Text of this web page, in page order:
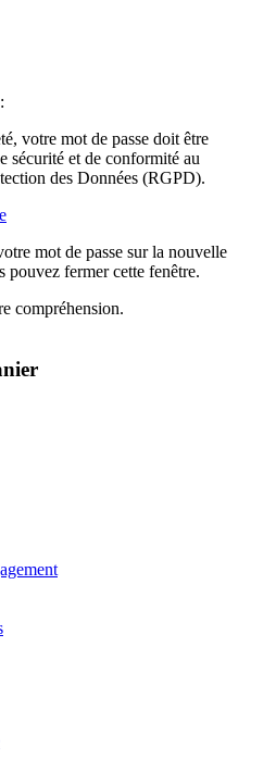
votre mot de passe doit être
sécurité et de conformité au
des Données (RGPD).
mot de passe sur la nouvelle
fermer cette fenêtre.
compréhension.